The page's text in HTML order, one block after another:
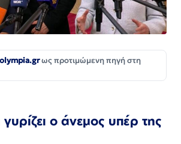
olympia.grως προτιμώμενη πηγή στη
ο άνεμος υπέρ της